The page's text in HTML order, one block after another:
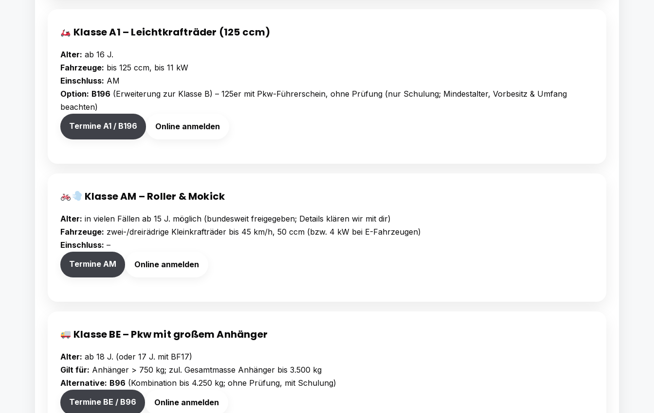
Klasse A1 – Leichtkrafträder (125 ccm)
Alter: ab 16 J.
Fahrzeuge: bis 125 ccm, bis 11 kW
Einschluss: AM
Option: B196 (Erweiterung zur Klasse B) – 125er mit Pkw-Führerschein, ohne Prüfung (nur Schulung; Mindestalter, Vorbesitz & Umfang
beachten)
Termine A1 / B196
Online anmelden
Klasse AM – Roller & Mokick
Alter: in vielen Fällen ab 15 J. möglich (bundesweit freigegeben; Details klären wir mit dir)
Fahrzeuge: zwei-/dreirädrige Kleinkrafträder bis 45 km/h, 50 ccm (bzw. 4 kW bei E-Fahrzeugen)
Einschluss: –
Termine AM
Online anmelden
Klasse BE – Pkw mit großem Anhänger
Alter: ab 18 J. (oder 17 J. mit BF17)
Gilt für: Anhänger > 750 kg; zul. Gesamtmasse Anhänger bis 3.500 kg
Alternative: B96 (Kombination bis 4.250 kg; ohne Prüfung, mit Schulung)
Termine BE / B96
Online anmelden